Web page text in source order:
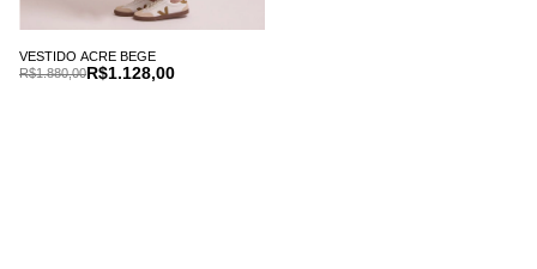
VESTIDO ACRE BEGE
R$1.128,00
R$1.880,00